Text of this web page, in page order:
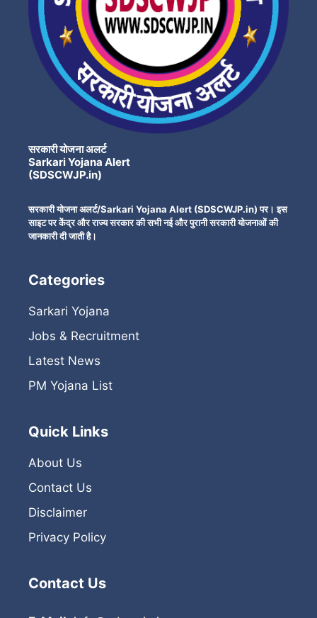
सरकारी योजना अलर्ट
Sarkari Yojana Alert
(SDSCWJP.in)
सरकारी योजना अलर्ट/Sarkari Yojana Alert (SDSCWJP.in) पर। इस
साइट पर केंद्र और राज्य सरकार की सभी नई और पुरानी सरकारी योजनाओं की
जानकारी दी जाती है।
Categories
Sarkari Yojana
Jobs & Recruitment
Latest News
PM Yojana List
Quick Links
About Us
Contact Us
Disclaimer
Privacy Policy
Contact Us